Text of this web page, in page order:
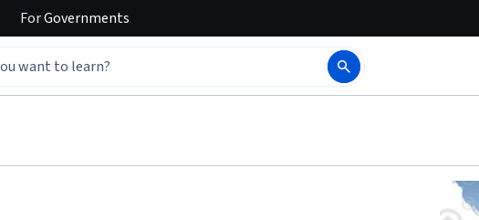
ForGovernments